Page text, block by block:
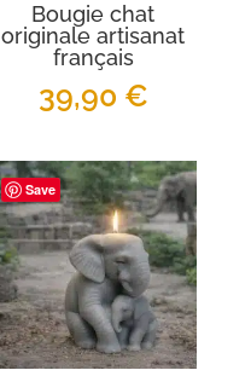
Bougie chat
originale artisanat
français
39,90 €
Save